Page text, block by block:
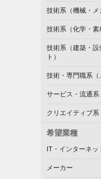
技術系（機械・メ
技術系（化学・素
技術系（建築・
ト）
技術・専門職系（
サービス・流通系
クリエイティブ系
希望業種
IT・インターネッ
メーカー